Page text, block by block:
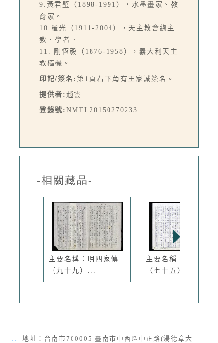
9.黃君璧（1898-1991），水墨畫家、教
育家。
10.羅光（1911-2004），天主教會總主
教、學者。
11. 剛恆毅（1876-1958），義大利天主
教樞機。
印記/簽名: 第1頁右下角有王家誠簽名。
提供者: 趙雲
登錄號: NMTL20150270233
-相關藏品-
主要名稱：明四家傳
（九十九）...
主要名稱：明四家傳
（七十五）...
::: 地址：台南市700005 臺南市中西區中正路(湯德章大